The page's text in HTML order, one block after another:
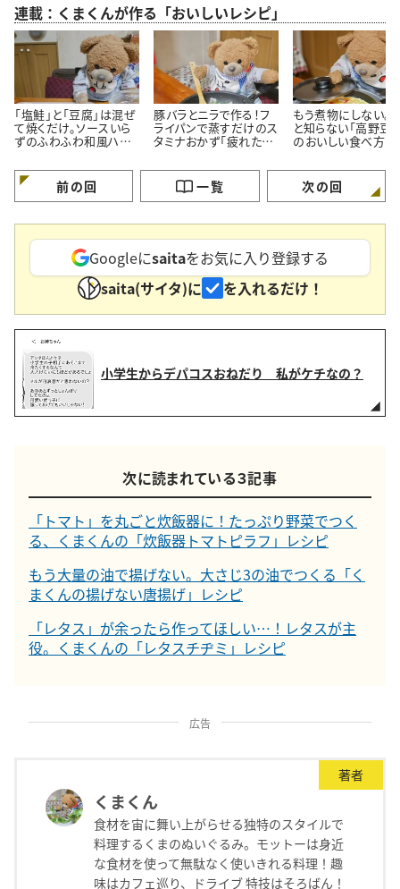
連載：くまくんが作る「おいしいレシピ」
「塩鮭」と「豆腐」は混ぜ
て焼くだけ。ソースいら
ずのふわふわ和風ハン
豚バラとニラで作る！フ
ライパンで蒸すだけのス
タミナおかず「疲れた体
もう煮物にしない。
と知らない「高野豆
のおいしい食べ方
前の回 一覧 次の回
Googleにsaitaをお気に入り登録する
saita(サイタ)に
を入れるだけ！
小学生からデパコスおねだり 私がケチなの？
次に読まれている３記事
「トマト」を丸ごと炊飯器に！たっぷり野菜でつく
る、くまくんの「炊飯器トマトピラフ」レシピ
もう大量の油で揚げない。大さじ3の油でつくる「く
まくんの揚げない唐揚げ」レシピ
「レタス」が余ったら作ってほしい…！レタスが主
役。くまくんの「レタスチヂミ」レシピ
広告
著者
くまくん
食材を宙に舞い上がらせる独特のスタイルで
料理するくまのぬいぐるみ。モットーは身近
な食材を使って無駄なく使いきれる料理！趣
味はカフェ巡り、ドライブ 特技はそろばん！